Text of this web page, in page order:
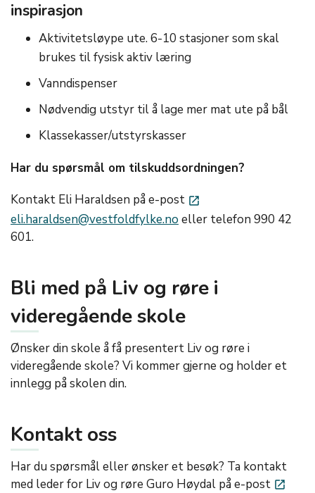
inspirasjon
Aktivitetsløype ute. 6-10 stasjoner som skal
brukes til fysisk aktiv læring
Vanndispenser
Nødvendig utstyr til å lage mer mat ute på bål
Klassekasser/utstyrskasser
Har du spørsmål om tilskuddsordningen?
Kontakt Eli Haraldsen på e-post launch
eli.haraldsen@vestfoldfylke.no eller telefon 990 42
601.
Bli med på Liv og røre i
videregående skole
Ønsker din skole å få presentert Liv og røre i
videregående skole? Vi kommer gjerne og holder et
innlegg på skolen din.
Kontakt oss
Har du spørsmål eller ønsker et besøk? Ta kontakt
med leder for Liv og røre Guro Høydal på e-post launch